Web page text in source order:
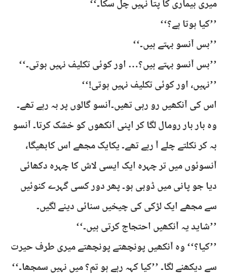
میری بیماری کا پتا نہیں چل سکا۔‘‘
’’کیا ہوتا ہے؟‘‘
’’بس آنسو بہتے ہیں۔‘‘
’’بس آنسو بہتے ہیں؟… اور کوئی تکلیف نہیں ہوتی۔‘‘
’’نہیں، اور کوئی تکلیف نہیں ہوتی!‘‘
اس کی آنکھیں رو رہی تھیں۔آنسو گالوں پر بہ رہے تھے۔
وہ بار بار رومال لگا کر اپنی آنکھوں کو خشک کرتا۔ آنسو
بہ کر نکلتے چلے آ رہے تھے۔ یکایک مجھے اس کابھیگا،
آنسوئوں میں تر چہرہ ایک ایسی لاش کا چہرہ دکھائی
دیا جو پانی میں ڈوبی ہو۔ پھر دور کسی گہرے کنوئیں
سے مجھے ایک لڑکی کی چیخیں سنائی دینے لگیں۔
’’شاید یہ آنکھیں احتجاج کرتی ہیں۔‘‘
’’کیا؟‘‘ وہ آنکھیں پونچھتے پونچھتے میری طرف حیرت
سے دیکھنے لگا۔ ’’کیا کہہ رہے ہو تم؟ میں نہیں سمجھا۔‘‘